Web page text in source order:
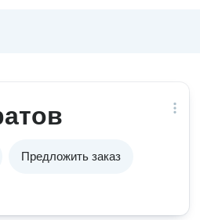
Предложить заказ